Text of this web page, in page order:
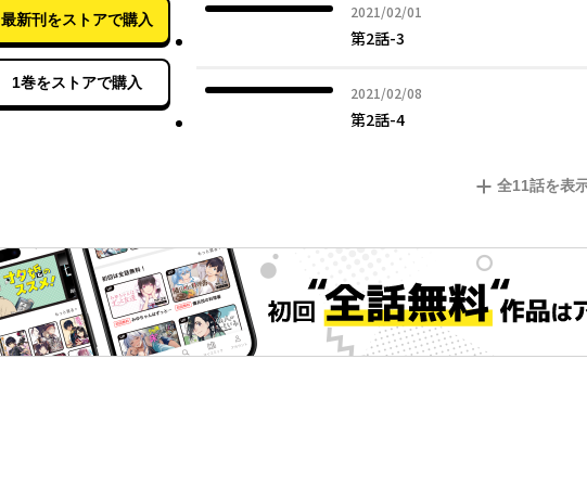
最新刊をストアで購入
1巻をストアで購入
2021/02/01
2021年02月01日
第2話-3
2021/02/08
2021年02月08日
第2話-4
全11話を表